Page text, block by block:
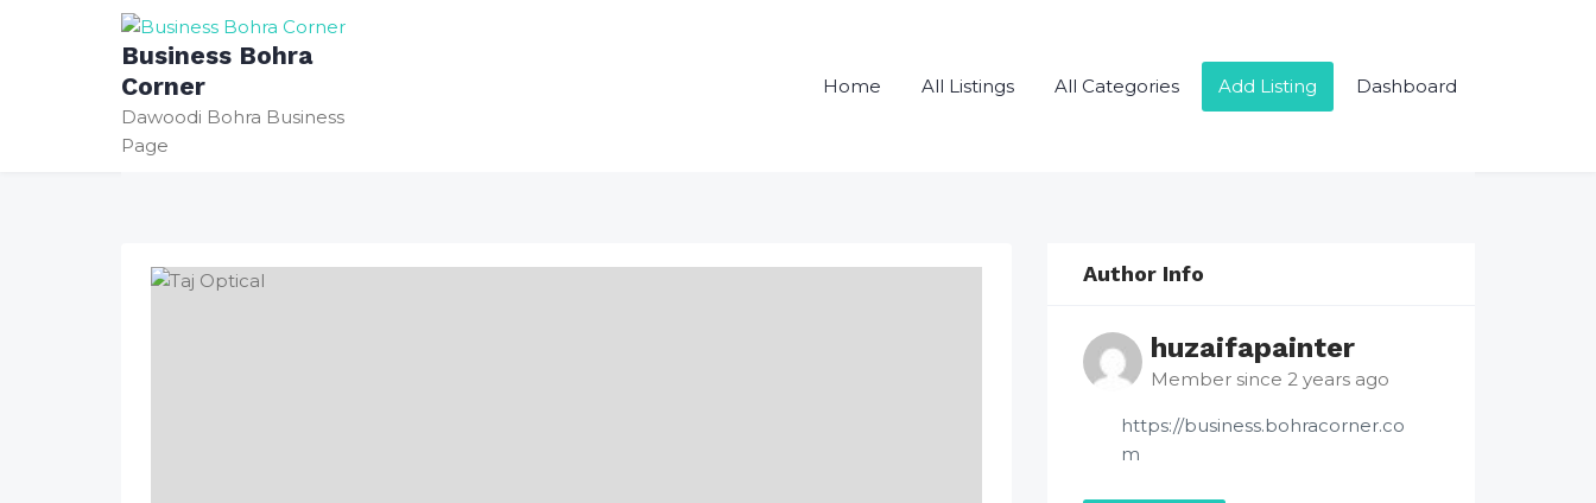
Business Bohra
Corner
Dawoodi Bohra Business
Page
Home All Listings All Categories Add Listing Dashboard
Author Info
huzaifapainter
Member since 2 years ago
https://business.bohracorner.co
m